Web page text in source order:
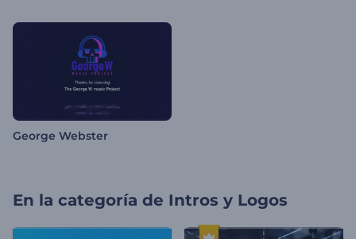
George Webster
En la categoría de Intros y Logos